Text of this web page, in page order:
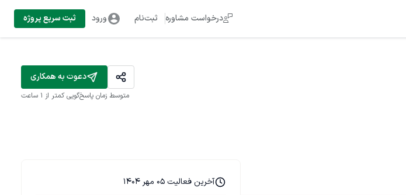
درخواست مشاوره ثبت‌نام ورود ثبت سریع پروژه
دعوت به همکاری
متوسط زمان پاسخ‌گویی کمتر از 1 ساعت
آخرین فعالیت 05 مهر 1404